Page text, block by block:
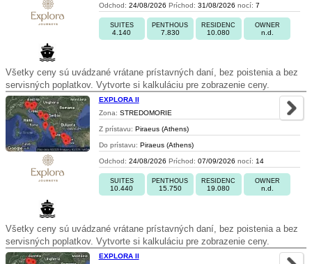
Odchod: 24/08/2026 Príchod: 31/08/2026 nocí: 7
SUITES
4.140
PENTHOUS
7.830
RESIDENC
10.080
OWNER
n.d.
Všetky ceny sú uvádzané vrátane prístavných daní, bez poistenia a bez
servisných poplatkov. Vytvorte si kalkuláciu pre zobrazenie ceny.
EXPLORA II
Zona: STREDOMORIE
Z prístavu: Piraeus (Athens)
Do prístavu: Piraeus (Athens)
Odchod: 24/08/2026 Príchod: 07/09/2026 nocí: 14
SUITES
10.440
PENTHOUS
15.750
RESIDENC
19.080
OWNER
n.d.
Všetky ceny sú uvádzané vrátane prístavných daní, bez poistenia a bez
servisných poplatkov. Vytvorte si kalkuláciu pre zobrazenie ceny.
EXPLORA II